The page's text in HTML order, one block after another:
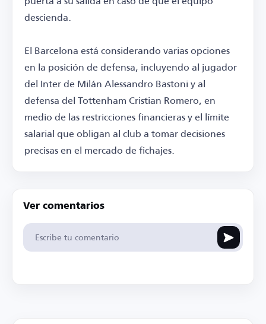
descienda.
El Barcelona está considerando varias opciones
en la posición de defensa, incluyendo al jugador
del Inter de Milán Alessandro Bastoni y al
defensa del Tottenham Cristian Romero, en
medio de las restricciones financieras y el límite
salarial que obligan al club a tomar decisiones
precisas en el mercado de fichajes.
Ver comentarios